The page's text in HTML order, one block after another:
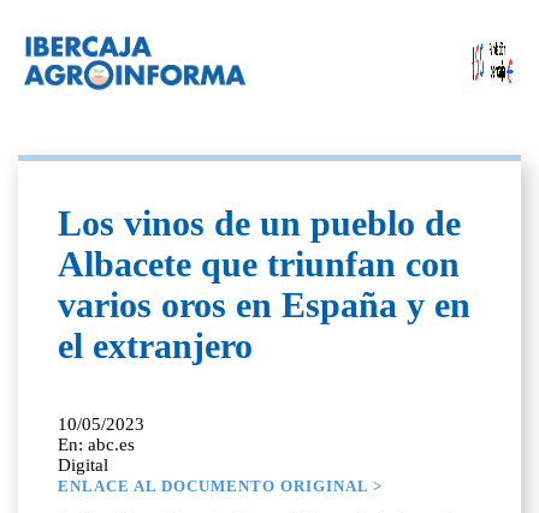
Los vinos de un pueblo de
Albacete que triunfan con
varios oros en España y en
el extranjero
10/05/2023
En: abc.es
Digital
ENLACE AL DOCUMENTO ORIGINAL >